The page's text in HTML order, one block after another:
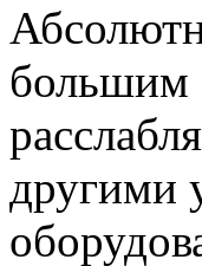
большим
другими